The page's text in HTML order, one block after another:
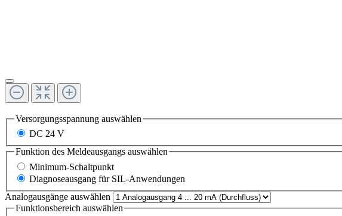
Versorgungsspannung auswählen
DC 24 V
Funktion des Meldeausgangs auswählen
Minimum-Schaltpunkt
Diagnoseausgang für SIL-Anwendungen
Analogausgänge auswählen
Funktionsbereich auswählen